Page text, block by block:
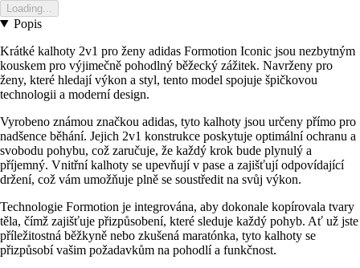
Loading...
Popis
Krátké kalhoty 2v1 pro ženy adidas Formotion Iconic jsou nezbytným
kouskem pro výjimečně pohodlný běžecký zážitek. Navrženy pro
ženy, které hledají výkon a styl, tento model spojuje špičkovou
technologii a moderní design.
Vyrobeno známou značkou adidas, tyto kalhoty jsou určeny přímo pro
nadšence běhání. Jejich 2v1 konstrukce poskytuje optimální ochranu a
svobodu pohybu, což zaručuje, že každý krok bude plynulý a
příjemný. Vnitřní kalhoty se upevňují v pase a zajišťují odpovídající
držení, což vám umožňuje plně se soustředit na svůj výkon.
Technologie Formotion je integrována, aby dokonale kopírovala tvary
těla, čímž zajišťuje přizpůsobení, které sleduje každý pohyb. Ať už jste
příležitostná běžkyně nebo zkušená maratónka, tyto kalhoty se
přizpůsobí vašim požadavkům na pohodlí a funkčnost.